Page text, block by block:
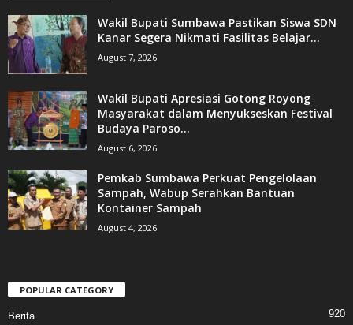
Wakil Bupati Sumbawa Pastikan Siswa SDN
Kanar Segera Nikmati Fasilitas Belajar...
August 7, 2026
Wakil Bupati Apresiasi Gotong Royong
Masyarakat dalam Menyukseskan Festival
Budaya Paroso...
August 6, 2026
Pemkab Sumbawa Perkuat Pengelolaan
Sampah, Wabup Serahkan Bantuan
Kontainer Sampah
August 4, 2026
POPULAR CATEGORY
Berita 920